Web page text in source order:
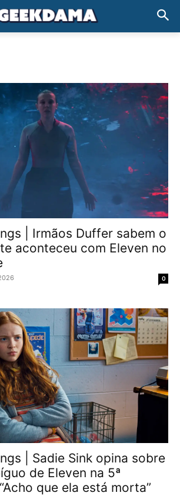
| Irmãos Duffer sabem o
aconteceu com Eleven no
0
| Sadie Sink opina sobre
de Eleven na 5ª
que ela está morta”